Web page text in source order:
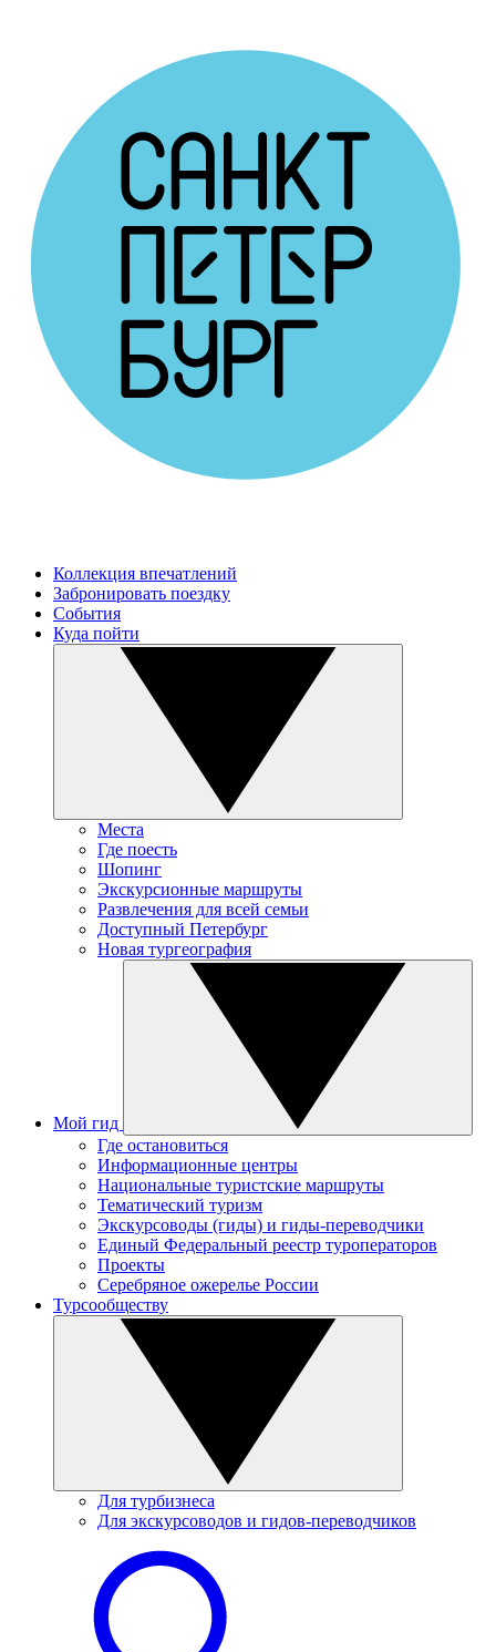
Коллекция впечатлений
Забронировать поездку
События
Куда пойти
Места
Где поесть
Шопинг
Экскурсионные маршруты
Развлечения для всей семьи
Доступный Петербург
Новая тургеография
Мой гид
Где остановиться
Информационные центры
Национальные туристские маршруты
Тематический туризм
Экскурсоводы (гиды) и гиды-переводчики
Единый Федеральный реестр туроператоров
Проекты
Серебряное ожерелье России
Турсообществу
Для турбизнеса
Для экскурсоводов и гидов-переводчиков